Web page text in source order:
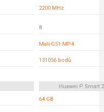
2200 MHz
8
Mali-G51 MP4
131056 bodů
Huawei P Smart
64 GB